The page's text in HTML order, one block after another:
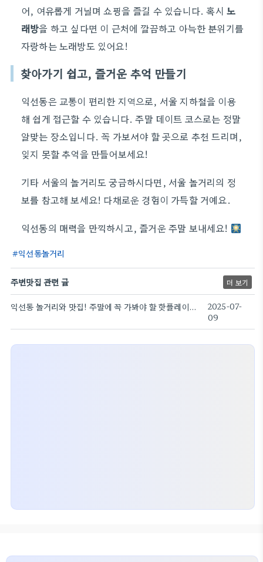
어, 여유롭게 거닐며 쇼핑을 즐길 수 있습니다. 혹시 노
래방을 하고 싶다면 이 근처에 깔끔하고 아늑한 분위기를
자랑하는 노래방도 있어요!
찾아가기 쉽고, 즐거운 추억 만들기
익선동은 교통이 편리한 지역으로, 서울 지하철을 이용
해 쉽게 접근할 수 있습니다. 주말 데이트 코스로는 정말
알맞는 장소입니다. 꼭 가보셔야 할 곳으로 추천 드리며,
잊지 못할 추억을 만들어보세요!
기타 서울의 놀거리도 궁금하시다면, 서울 놀거리의 정
보를 참고해 보세요! 다채로운 경험이 가득할 거예요.
익선동의 매력을 만끽하시고, 즐거운 주말 보내세요!
익선동놀거리
주변맛집 관련 글 더 보기
익선동 놀거리와 맛집! 주말에 꼭 가봐야 할 핫플레이스
2025-07-
09